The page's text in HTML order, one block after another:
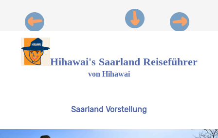
Hihawai's Saarland Reiseführer
von Hihawai
Saarland Vorstellung